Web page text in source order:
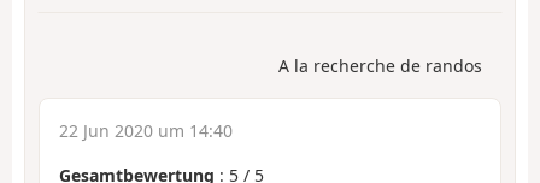
A la recherche de randos
22 Jun 2020 um 14:40
Gesamtbewertung : 5 / 5